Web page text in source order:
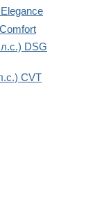
DSG
CVT